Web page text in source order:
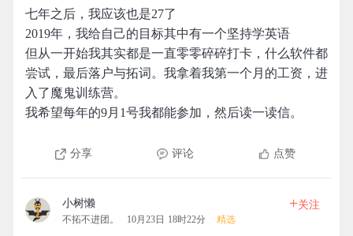
七年之后，我应该也是27了
2019年，我给自己的目标其中有一个坚持学英语
但从一开始我其实都是一直零零碎碎打卡，什么软件都
尝试，最后落户与拓词。我拿着我第一个月的工资，进
入了魔鬼训练营。
我希望每年的9月1号我都能参加，然后读一读信。
分享 评论 点赞
小树懒
不拓不进团。 10月23日 18时22分 精选
+关注